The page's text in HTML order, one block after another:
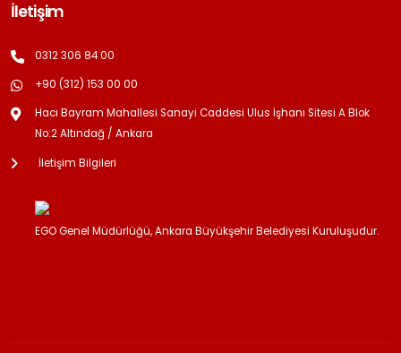
İletişim
0312 306 84 00
+90 (312) 153 00 00
Hacı Bayram Mahallesi Sanayi Caddesi Ulus İşhanı Sitesi A Blok
No:2 Altındağ / Ankara
İletişim Bilgileri
EGO Genel Müdürlüğü, Ankara Büyükşehir Belediyesi Kuruluşudur.